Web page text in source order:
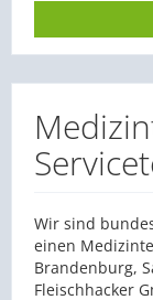
Wir sind
einen
Brandenburg,
Fleischhacker